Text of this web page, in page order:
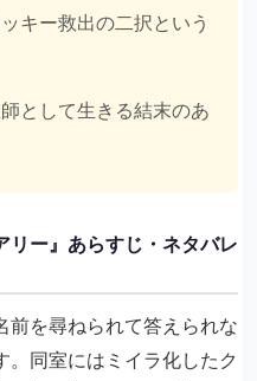
キー救出の二択という
として生きる結末のあ
リー』あらすじ・ネタバレ
前を尋ねられて答えられな
。同室にはミイラ化したク